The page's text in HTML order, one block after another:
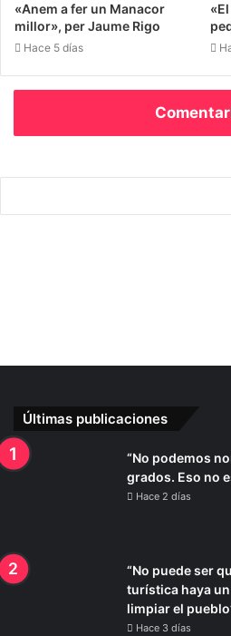
«Anem a fer un Manacor
millor», per Jaume Rigo
Hace 5 días
Últimas publicaciones
“No podemos
grados. Eso no
Hace 2 días
“No puede ser
turística haya
limpiar el
Hace 3 días